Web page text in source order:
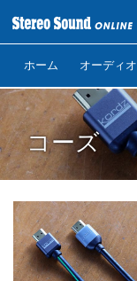
ホーム オーディオ
コーズ